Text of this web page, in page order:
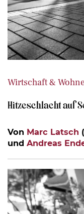
Wirtschaft &
Hitzeschlacht auf
Von Marc Latsch
und Andreas